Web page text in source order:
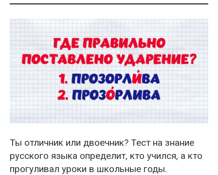
Ты отличник или двоечник? Тест на знание
русского языка определит, кто учился, а кто
прогуливал уроки в школьные годы.